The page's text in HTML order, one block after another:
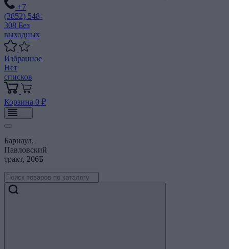
+7
(3852) 548-
308 Без
выходных
Избранное
Нет
списков
Корзина 0 ₽
Барнаул,
Павловский
тракт, 206Б